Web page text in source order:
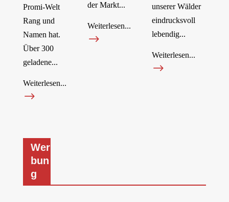
Promi-Welt
Rang und
Namen hat.
Über 300
geladene...
Weiterlesen...
$
der Markt...
Weiterlesen...
$
unserer Wälder
eindrucksvoll
lebendig...
Weiterlesen...
$
Wer
bun
g